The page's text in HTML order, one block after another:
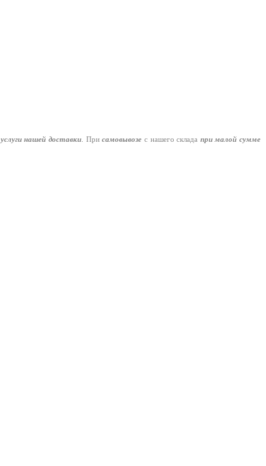
услуги нашей доставки. Присамовывозе с нашего склада при малой сумме